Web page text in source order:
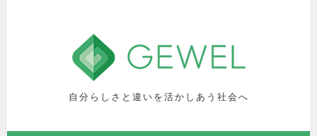
自分らしさと違いを活かしあう社会へ